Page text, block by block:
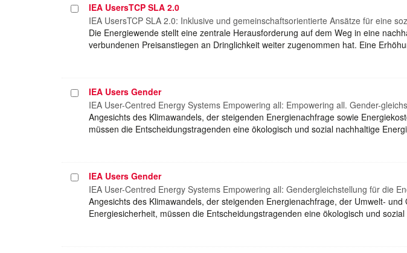
Projekt
auswählen
IEA UsersTCP SLA 2.0
IEA UsersTCP SLA 2.0: Inklusive und gemeinschaftsorientierte Ansätze für eine
Die Energiewende stellt eine zentrale Herausforderung auf dem Weg in eine
verbundenen Preisanstiegen an Dringlichkeit weiter zugenommen hat. Eine
Projekt
auswählen
IEA Users Gender
IEA User-Centred Energy Systems Empowering all: Empowering all. Gender-
Angesichts des Klimawandels, der steigenden Energienachfrage sowie
müssen die Entscheidungstragenden eine ökologisch und sozial nachhaltige
Projekt
auswählen
IEA Users Gender
IEA User-Centred Energy Systems Empowering all: Gendergleichstellung für die
Angesichts des Klimawandels, der steigenden Energienachfrage, der Umwelt-
Energiesicherheit, müssen die Entscheidungstragenden eine ökologisch und